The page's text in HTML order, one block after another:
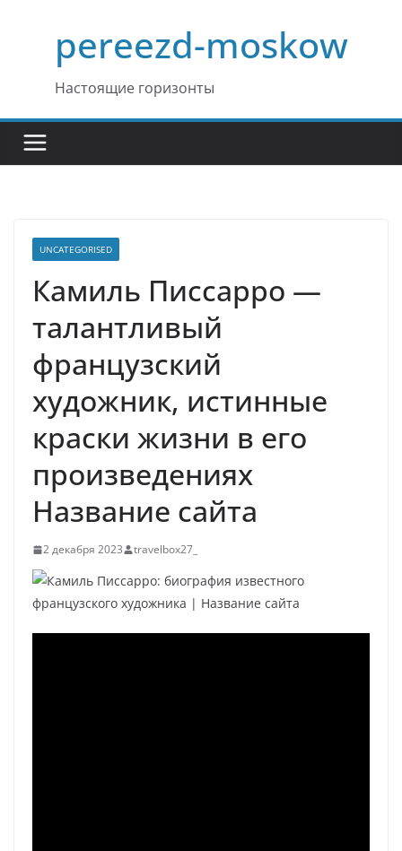
содержимомуpereezd-moskow
Настоящие горизонты
UNCATEGORISED
Камиль Писсарро —
талантливый
французский
художник, истинные
краски жизни в его
произведениях
Название сайта
2 декабря 2023 travelbox27_